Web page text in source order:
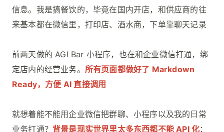
信息。我是搞餐饮的，毕竟在国内开店，和供应商的往
来基本都在微信里，打印店、酒水商，下单靠聊天记录
前两天做的 AGI Bar 小程序，也在和企业微信打通，绑
定店内的经营业务。 所有页面都做好了 Markdown
Ready，方便 AI 直接调用
就想着能不能用企业微信把群聊、小程序以及我的日常
业务打通？ 背景是现实世界里太多东西都不能 API 化：